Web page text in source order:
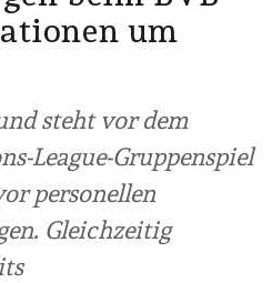
um
steht vor dem
League-Gruppenspiel
personellen
Gleichzeitig